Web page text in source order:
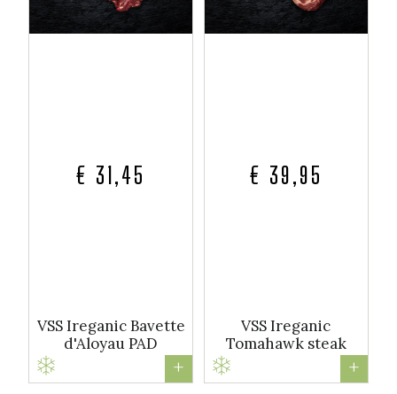
€ 31,45
VSS Ireganic Bavette
d'Aloyau PAD
+
€ 39,95
VSS Ireganic
Tomahawk steak
+